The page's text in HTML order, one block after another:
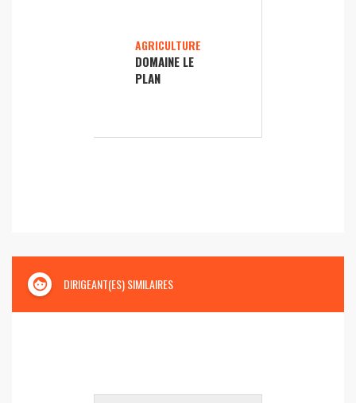
AGRICULTURE
DOMAINE LE
PLAN
face DIRIGEANT(ES) SIMILAIRES